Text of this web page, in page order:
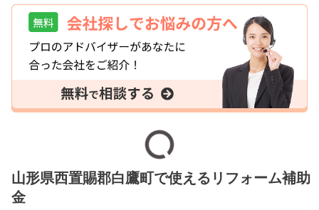
山形県西置賜郡白鷹町で使えるリフォーム補助
金